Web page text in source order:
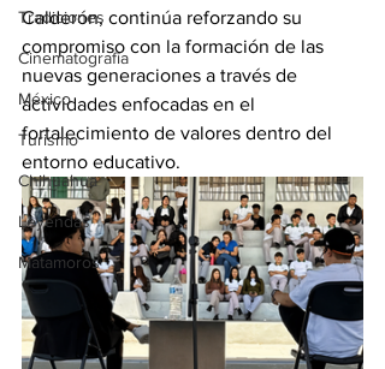
Tradiciones
Cinematografía
México
Turismo
Chihuahua
Leyendas
Matamoros
Calderón, continúa reforzando su
compromiso con la formación de las
nuevas generaciones a través de
actividades enfocadas en el
fortalecimiento de valores dentro del
entorno educativo.